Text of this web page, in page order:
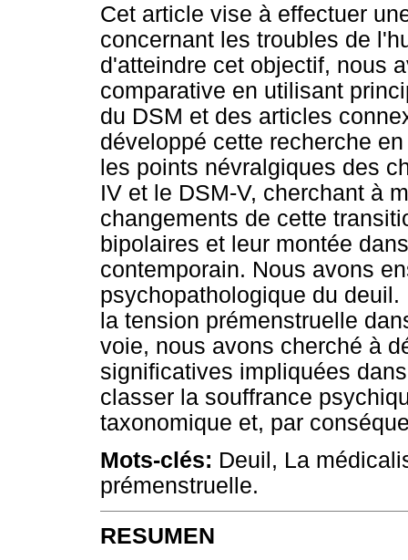
Cet article vise à effectuer
concernant les troubles de
d'atteindre cet objectif, nous
comparative en utilisant
du DSM et des articles
développé cette recherche
les points névralgiques des
IV et le DSM-V, cherchant à
changements de cette
bipolaires et leur montée
contemporain. Nous avons
psychopathologique du
la tension prémenstruelle
voie, nous avons cherché à
significatives impliquées
classer la souffrance
taxonomique et, par
Mots-clés: Deuil, La
prémenstruelle.
RESUMEN